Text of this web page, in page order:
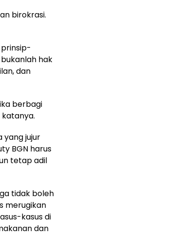
birokrasi.
hak
dan
berbagi
yang jujur
BGN harus
tetap adil
tidak boleh
merugikan
kasus di
dan